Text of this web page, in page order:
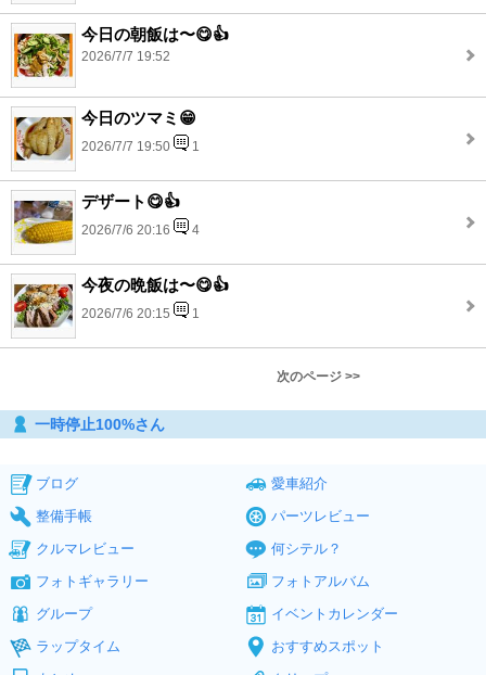
今日の朝飯は〜😋👍
2026/7/7 19:52
今日のツマミ😁
2026/7/7 19:50 1
デザート😋👍
2026/7/6 20:16 4
今夜の晩飯は〜😋👍
2026/7/6 20:15 1
次のページ >>
一時停止100%さん
ブログ
愛車紹介
整備手帳
パーツレビュー
クルマレビュー
何シテル？
フォトギャラリー
フォトアルバム
グループ
イベントカレンダー
ラップタイム
おすすめスポット